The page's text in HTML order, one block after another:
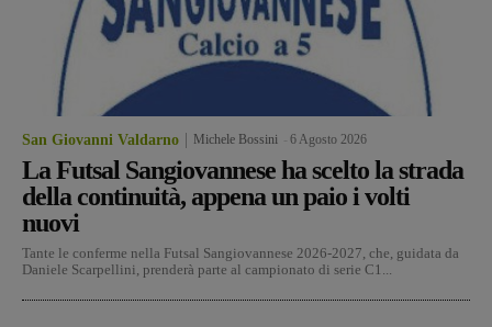
San Giovanni Valdarno Michele Bossini 6 Agosto 2026
La Futsal Sangiovannese ha scelto la strada
della continuità, appena un paio i volti
nuovi
Tante le conferme nella Futsal Sangiovannese 2026-2027, che, guidata da
Daniele Scarpellini, prenderà parte al campionato di serie C1...